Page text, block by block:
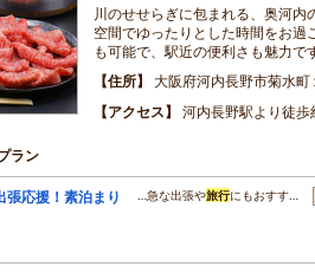
川のせせらぎに包まれる、奥河内
空間でゆったりとした時間をお過
も可能で、駅近の便利さも魅力で
住所
大阪府河内長野市菊水町
アクセス
河内長野駅より徒歩
ラン
張応援！素泊まり
…急な出張や旅行にもおすす…